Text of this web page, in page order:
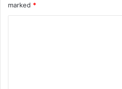
marked *